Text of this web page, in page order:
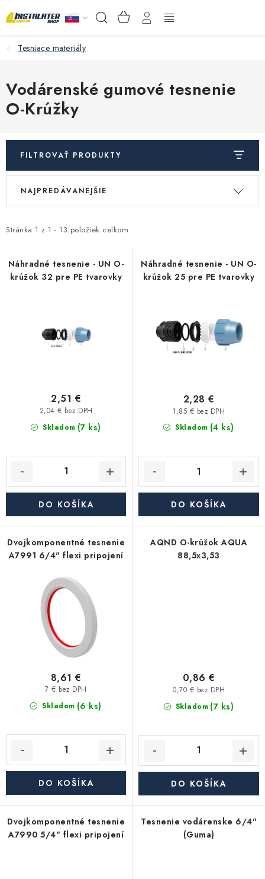
na
Hľadať NÁKUPNÝ
KOŠÍK
Inštalačný materiál
Podlahové kúrenie
Ventily a armatúry
Kúrenie a chladenie
Čerpadlá a vodárne
Záhrada a závlaha
Kúpeľňa a sanita
Spojovací materiál
VEĽKOOBCHOD
AKO VYBRAŤ?
PREDAJŇA - RAKOVÁ
Reklamačné podmienky
Podmienky ochrany osobných údajov
Obchodné podmienky požičovne náradia
Tesniace materiály
Vodárenské gumové tesnenie
O-Krúžky
FILTROVAŤ PRODUKTY
V
i
p
r
Stránka 1 z 1 - 13 položiek celkom
R
e
i
e
NAJPREDÁVANEJŠIE
Náhradné tesnenie - UN O-
krúžok 32 pre PE tvarovky
Skladom (7 ks)
2,04 € bez DPH
2,51 €
DO KOŠÍKA
Náhradné tesnenie - UN O-
krúžok 25 pre PE tvarovky
Skladom (4 ks)
1,85 € bez DPH
2,28 €
DO KOŠÍKA
Dvojkomponentné tesnenie
A7991 6/4" flexi pripojení
Skladom (6 ks)
7 € bez DPH
8,61 €
DO KOŠÍKA
AQND O-krúžok AQUA
88,5x3,53
Skladom (7 ks)
0,70 € bez DPH
0,86 €
DO KOŠÍKA
Dvojkomponentné tesnenie
A7990 5/4" flexi pripojení
Tesnenie vodárenske 6/4"
(Guma)